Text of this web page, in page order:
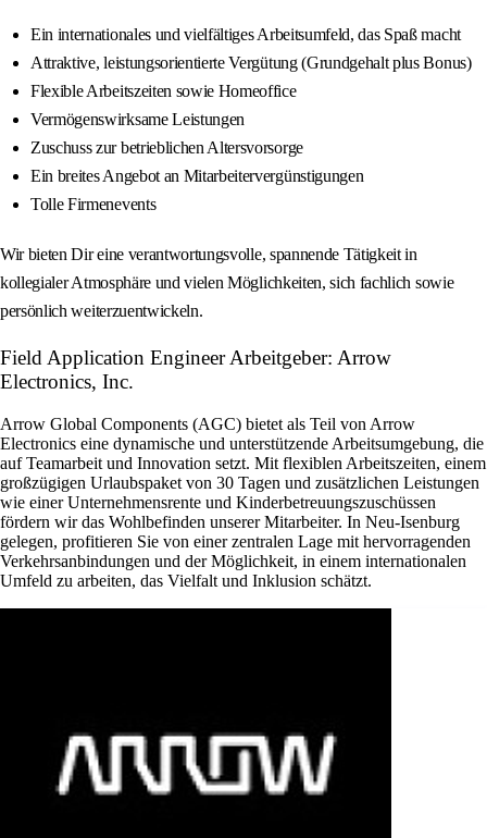
Ein internationales und vielfältiges Arbeitsumfeld, das Spaß macht
Attraktive, leistungsorientierte Vergütung (Grundgehalt plus Bonus)
Flexible Arbeitszeiten sowie Homeoffice
Vermögenswirksame Leistungen
Zuschuss zur betrieblichen Altersvorsorge
Ein breites Angebot an Mitarbeitervergünstigungen
Tolle Firmenevents
Wir bieten Dir eine verantwortungsvolle, spannende Tätigkeit in
kollegialer Atmosphäre und vielen Möglichkeiten, sich fachlich sowie
persönlich weiterzuentwickeln.
Field Application Engineer Arbeitgeber: Arrow
Electronics, Inc.
Arrow Global Components (AGC) bietet als Teil von Arrow
Electronics eine dynamische und unterstützende Arbeitsumgebung, die
auf Teamarbeit und Innovation setzt. Mit flexiblen Arbeitszeiten, einem
großzügigen Urlaubspaket von 30 Tagen und zusätzlichen Leistungen
wie einer Unternehmensrente und Kinderbetreuungszuschüssen
fördern wir das Wohlbefinden unserer Mitarbeiter. In Neu-Isenburg
gelegen, profitieren Sie von einer zentralen Lage mit hervorragenden
Verkehrsanbindungen und der Möglichkeit, in einem internationalen
Umfeld zu arbeiten, das Vielfalt und Inklusion schätzt.